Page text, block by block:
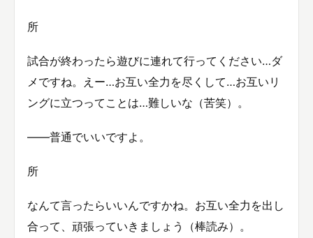
所
試合が終わったら遊びに連れて行ってください…ダ
メですね。えー…お互い全力を尽くして…お互いリ
ングに立つってことは…難しいな（苦笑）。
――普通でいいですよ。
所
なんて言ったらいいんですかね。お互い全力を出し
合って、頑張っていきましょう（棒読み）。